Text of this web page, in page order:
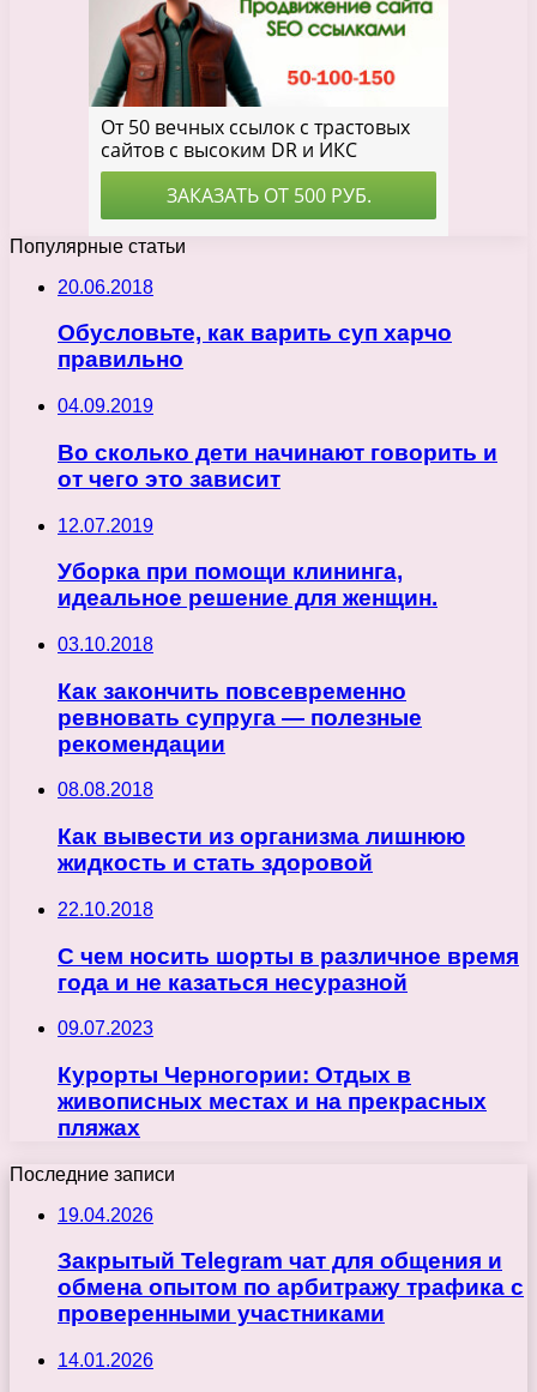
Популярные статьи
20.06.2018
Обусловьте, как варить суп харчо
правильно
04.09.2019
Во сколько дети начинают говорить и
от чего это зависит
12.07.2019
Уборка при помощи клининга,
идеальное решение для женщин.
03.10.2018
Как закончить повсевременно
ревновать супруга — полезные
рекомендации
08.08.2018
Как вывести из организма лишнюю
жидкость и стать здоровой
22.10.2018
С чем носить шорты в различное время
года и не казаться несуразной
09.07.2023
Курорты Черногории: Отдых в
живописных местах и на прекрасных
пляжах
Последние записи
19.04.2026
Закрытый Telegram чат для общения и
обмена опытом по арбитражу трафика с
проверенными участниками
14.01.2026